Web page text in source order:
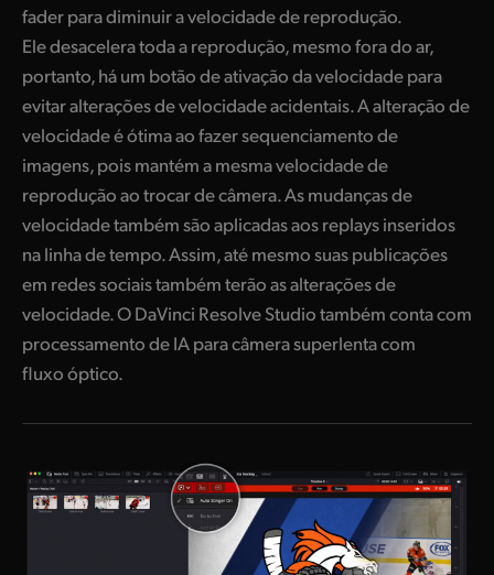
fader para diminuir a velocidade de reprodução.
Ele desacelera toda a reprodução, mesmo fora do ar,
portanto, há um botão de ativação da velocidade para
evitar alterações de velocidade acidentais. A alteração de
velocidade é ótima ao fazer sequenciamento de
imagens, pois mantém a mesma velocidade de
reprodução ao trocar de câmera. As mudanças de
velocidade também são aplicadas aos replays inseridos
na linha de tempo. Assim, até mesmo suas publicações
em redes sociais também terão as alterações de
velocidade. O DaVinci Resolve Studio também conta com
processamento de IA para câmera superlenta com
fluxo óptico.